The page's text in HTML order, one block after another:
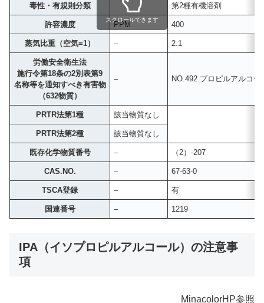
毒性・ 有規則分類 第2種有機溶剤
許容濃度 PPM 400
蒸気比重（空気=1） – 2.1
労働安全衛生法
施行令第18条の2別表第9
名称等を通知すべき有害物
（632物質）
– NO.492 プロピルアルコー
PRTR法第1種 該当物質なし
PRTR法第2種 該当物質なし
既存化学物質番号 – （2）-207
CAS.NO. – 67-63-0
TSCA登録 – 有
国連番号 – 1219
スクロールできます
IPA（イソプロピルアルコール）の注意事
項
MinacolorHP参照